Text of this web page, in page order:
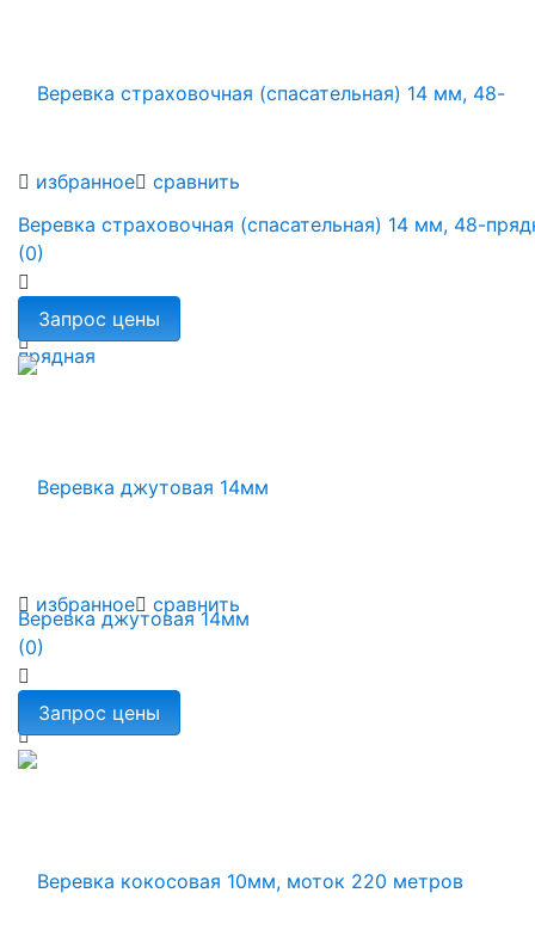
избранное сравнить
избранное сравнить
Веревка страховочная (спасательная) 14 мм, 48-
(0)
Веревка джутовая 14мм
(0)